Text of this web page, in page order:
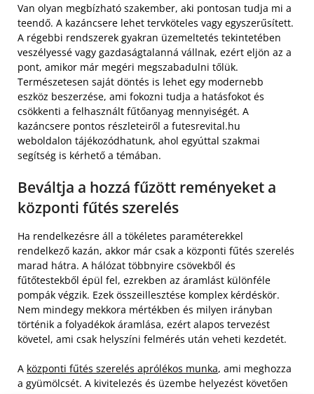
Van olyan megbízható szakember, aki pontosan tudja mi a
teendő. A kazáncsere lehet tervköteles vagy egyszerűsített.
A régebbi rendszerek gyakran üzemeltetés tekintetében
veszélyessé vagy gazdaságtalanná vállnak, ezért eljön az a
pont, amikor már megéri megszabadulni tőlük.
Természetesen saját döntés is lehet egy modernebb
eszköz beszerzése, ami fokozni tudja a hatásfokot és
csökkenti a felhasznált fűtőanyag mennyiségét. A
kazáncsere pontos részleteiről a futesrevital.hu
weboldalon tájékozódhatunk, ahol egyúttal szakmai
segítség is kérhető a témában.
Beváltja a hozzá fűzött reményeket a
központi fűtés szerelés
Ha rendelkezésre áll a tökéletes paraméterekkel
rendelkező kazán, akkor már csak a központi fűtés szerelés
marad hátra. A hálózat többnyire csövekből és
fűtőtestekből épül fel, ezrekben az áramlást különféle
pompák végzik. Ezek összeillesztése komplex kérdéskör.
Nem mindegy mekkora mértékben és milyen irányban
történik a folyadékok áramlása, ezért alapos tervezést
követel, ami csak helyszíni felmérés után veheti kezdetét.
A központi fűtés szerelés aprólékos munka, ami meghozza
a gyümölcsét. A kivitelezés és üzembe helyezést követően